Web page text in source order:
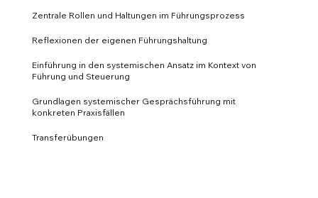
Zentrale Rollen und Haltungen im Führungsprozess
Reflexionen der eigenen Führungshaltung
Einführung in den systemischen Ansatz im Kontext von
Führung und Steuerung
Grundlagen systemischer Gesprächsführung mit
konkreten Praxisfällen
Transferübungen